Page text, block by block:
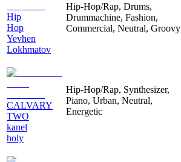
Hip
Hop
Yevhen
Lokhmatov
Hip-Hop/Rap, Drums,
Drummachine, Fashion,
Commercial, Neutral, Groovy
CALVARY
TWO
kanel
holy
Hip-Hop/Rap, Synthesizer,
Piano, Urban, Neutral,
Energetic